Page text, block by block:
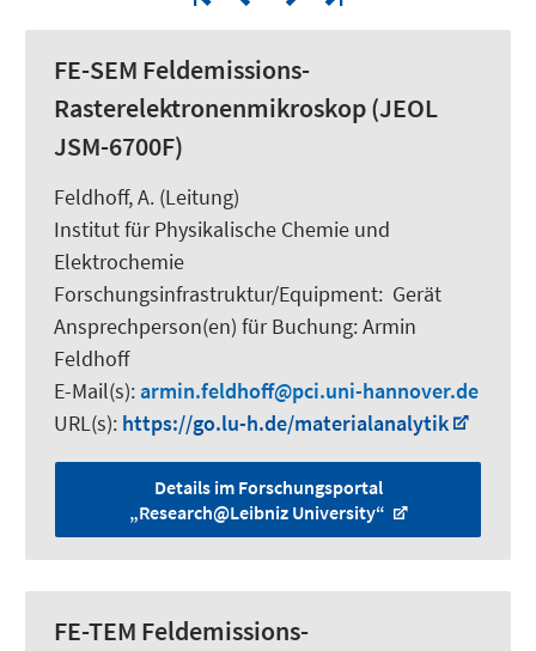
FE-SEM Feldemissions-
Rasterelektronenmikroskop (JEOL
JSM-6700F)
Feldhoff, A. (Leitung)
Institut für Physikalische Chemie und
Elektrochemie
Forschungsinfrastruktur/Equipment: Gerät
Ansprechperson(en) für Buchung:Armin
Feldhoff
E-Mail(s):armin.feldhoff
pci.uni-hannover.de
URL(s): https://go.lu-h.de/materialanalytik
Details im Forschungsportal
„Research@Leibniz University“
FE-TEM Feldemissions-